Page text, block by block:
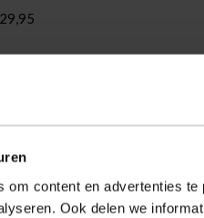
om content en advertenties
Ook delen we
29,95